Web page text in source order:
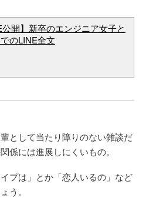
公開】新卒のエンジニア女子と
のLINE全文
として当たり障りのない雑談だ
係には進展しにくいもの。
プは」とか「恋人いるの」など
う。